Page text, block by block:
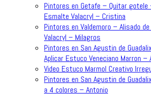
Pintores en Getafe – Quitar
Esmalte Valacryl – Cristina
Pintores en Valdemoro – Alisado
Valacryl – Milagros
Pintores en San Agustin de
Aplicar Estuco Veneciano Marron –
Video Estuco Marmol Creativo
Pintores en San Agustin de
a 4 colores – Antonio